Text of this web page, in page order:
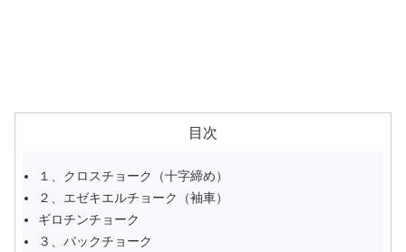
目次
１、クロスチョーク（十字締め）
２、エゼキエルチョーク（袖車）
ギロチンチョーク
３、バックチョーク